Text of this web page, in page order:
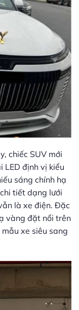
chiếc SUV mới
LED định vị kiểu
sáng chính hạ
tiết dạng lưới
là xe điện. Đặc
vàng đặt nổi trên
xe siêu sang